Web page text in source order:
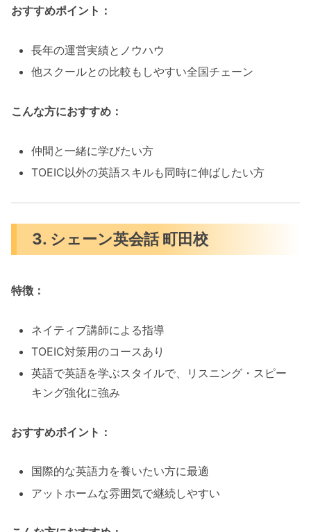
おすすめポイント：
長年の運営実績とノウハウ
他スクールとの比較もしやすい全国チェーン
こんな方におすすめ：
仲間と一緒に学びたい方
TOEIC以外の英語スキルも同時に伸ばしたい方
3. シェーン英会話 町田校
特徴：
ネイティブ講師による指導
TOEIC対策用のコースあり
英語で英語を学ぶスタイルで、リスニング・スピー
キング強化に強み
おすすめポイント：
国際的な英語力を養いたい方に最適
アットホームな雰囲気で継続しやすい